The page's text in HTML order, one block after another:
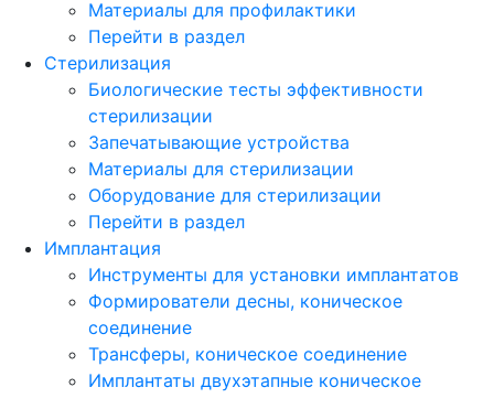
Материалы для профилактики
Перейти в раздел
Стерилизация
Биологические тесты эффективности
стерилизации
Запечатывающие устройства
Материалы для стерилизации
Оборудование для стерилизации
Перейти в раздел
Имплантация
Инструменты для установки имплантатов
Формирователи десны, коническое
соединение
Трансферы, коническое соединение
Имплантаты двухэтапные коническое